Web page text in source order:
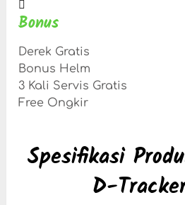
Bonus
Derek Gratis
Bonus Helm
3 Kali Servis Gratis
Free Ongkir
Spesifikasi
D-